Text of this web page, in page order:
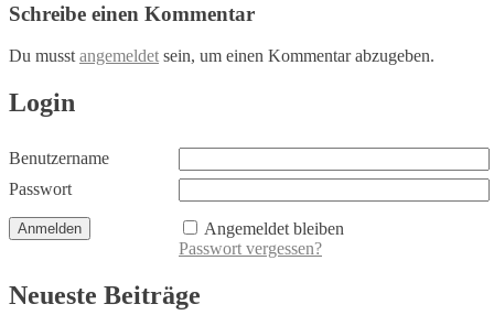
Schreibe einen Kommentar
Du musst angemeldet sein, um einen Kommentar abzugeben.
Login
Benutzername
Passwort
Angemeldet bleiben
Passwort vergessen?
Neueste Beiträge